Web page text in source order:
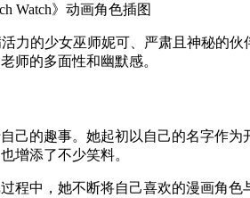
力的少女巫师妮可、严肃且神秘
师的多面性和幽默感。
己的趣事。她起初以自己的名字作
增添了不少笑料。
中，她不断将自己喜欢的漫画角